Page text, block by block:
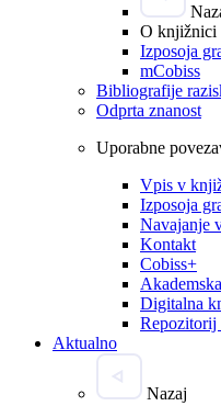
O knjižnici
Izposoja
mCobiss
Bibliografije
Odprta znanost
Uporabne
Vpis v
Izposoja
Navajanje
Kontakt
Cobiss+
Digitalna
Aktualno
Nazaj